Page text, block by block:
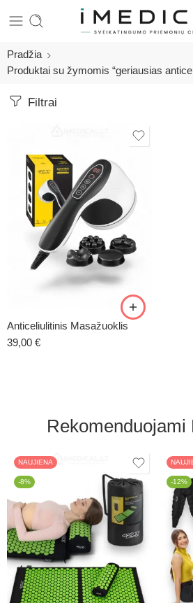
Pradžia
Produktai su žymomis “geriausias
Filtrai
Anticeliulitinis Masažuoklis
39,00 €
Rekomenduojami
NAUJIENA
-8% -12%